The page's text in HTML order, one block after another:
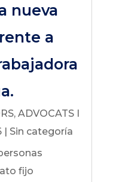
nueva
a
ADVOCATS I
| Sin categoría
fijo